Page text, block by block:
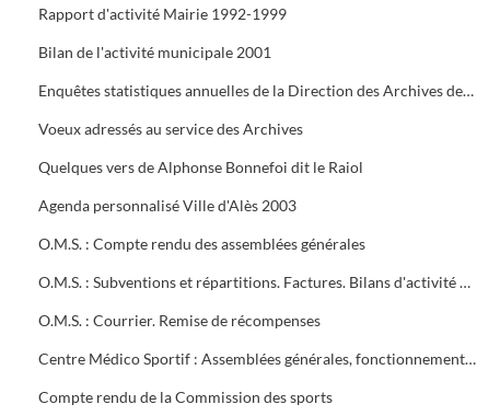
Rapport d'activité Mairie 1992-1999
Bilan de l'activité municipale 2001
Enquêtes statistiques annuelles de la Direction des Archives de France
Voeux adressés au service des Archives
Quelques vers de Alphonse Bonnefoi dit le Raiol
Agenda personnalisé Ville d'Alès 2003
O.M.S. : Compte rendu des assemblées générales
O.M.S. : Subventions et répartitions. Factures. Bilans d'activité Conventions avec la ville
O.M.S. : Courrier. Remise de récompenses
Centre Médico Sportif : Assemblées générales, fonctionnement, projet de contrat, subvention
Compte rendu de la Commission des sports